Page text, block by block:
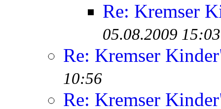
Re: Kremser
05.08.2009 15:03
Re: Kremser
10:56
Re: Kremser